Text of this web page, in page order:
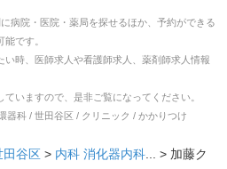
病院・医院・薬局を探せるほか、予約ができる
です。
時、医師求人や看護師求人、薬剤師求人情報
いますので、是非ご覧になってください。
器科 / 世田谷区 / クリニック / かかりつけ
田谷区 > 内科 消化器内科 ... > 加藤ク